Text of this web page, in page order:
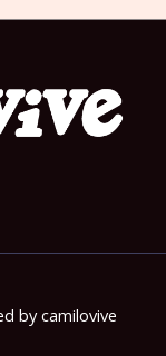
by camilovive